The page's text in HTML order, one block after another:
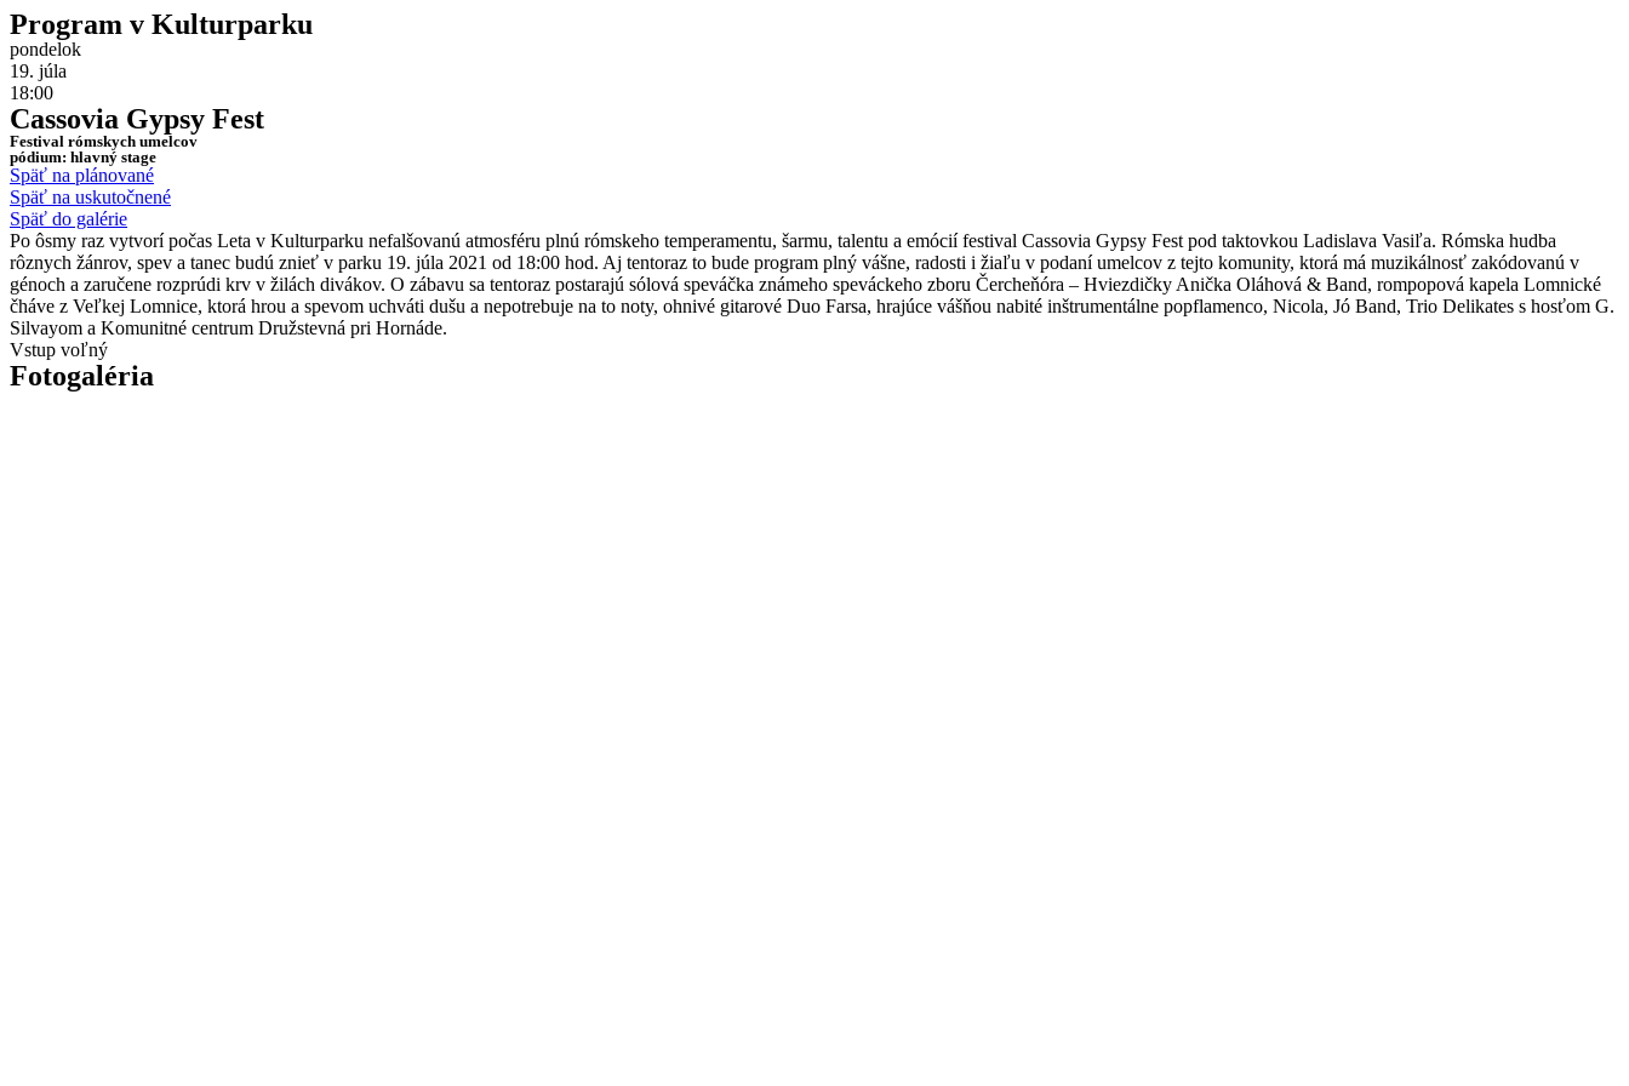
Program v Kulturparku
pondelok
19. júla
18:00
Cassovia Gypsy Fest
Festival rómskych umelcov
pódium: hlavný stage
Späť na plánované
Späť na uskutočnené
Späť do galérie
Po ôsmy raz vytvorí počas Leta v Kulturparku nefalšovanú atmosféru plnú rómskeho temperamentu, šarmu, talentu a emócií festival Cassovia Gypsy Fest pod taktovkou Ladislava Vasiľa. Rómska hudba
rôznych žánrov, spev a tanec budú znieť v parku 19. júla 2021 od 18:00 hod. Aj tentoraz to bude program plný vášne, radosti i žiaľu v podaní umelcov z tejto komunity, ktorá má muzikálnosť zakódovanú v
génoch a zaručene rozprúdi krv v žilách divákov. O zábavu sa tentoraz postarajú sólová speváčka známeho speváckeho zboru Čercheňóra – Hviezdičky Anička Oláhová & Band, rompopová kapela Lomnické
čháve z Veľkej Lomnice, ktorá hrou a spevom uchváti dušu a nepotrebuje na to noty, ohnivé gitarové Duo Farsa, hrajúce vášňou nabité inštrumentálne popflamenco, Nicola, Jó Band, Trio Delikates s hosťom G.
Silvayom a Komunitné centrum Družstevná pri Hornáde.
Vstup voľný
Fotogaléria